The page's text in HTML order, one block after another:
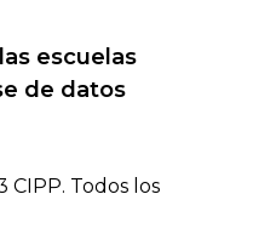
escuelas
de datos
Todos los